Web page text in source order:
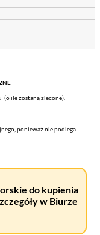
ile zostaną zlecone).
ponieważ nie podlega
do kupienia
w Biurze